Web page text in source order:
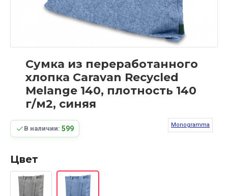
Сумка из переработанного
хлопка Caravan Recycled
Melange 140, плотность 140
г/м2, синяя
В наличии: 599 Monogramma
Цвет